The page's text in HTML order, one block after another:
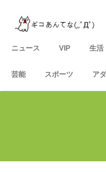
ニュース VIP 生活
芸能 スポーツ ア